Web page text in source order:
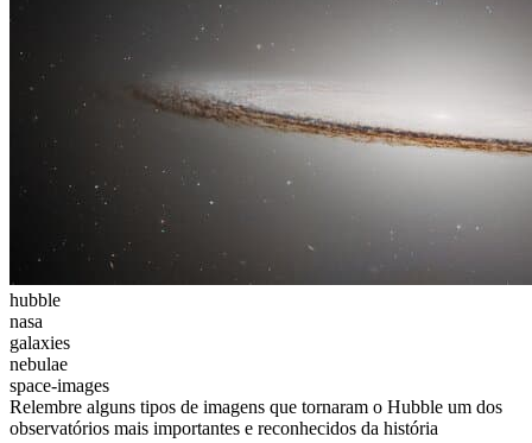
hubble
nasa
galaxies
nebulae
space-images
Relembre alguns tipos de imagens que tornaram o Hubble um dos
observatórios mais importantes e reconhecidos da história